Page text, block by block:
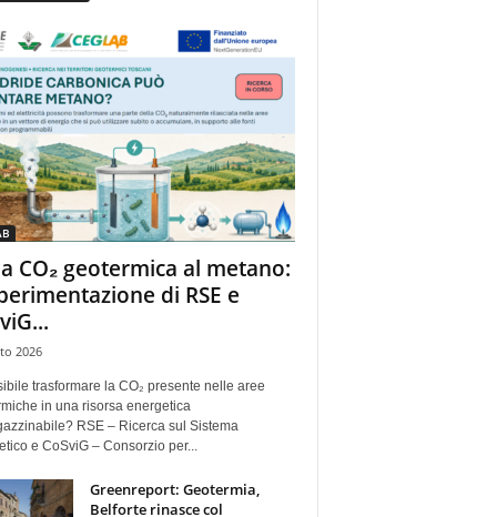
CO₂ geotermica al metano:
di RSE e
2026
trasformare la CO₂ presente nelle aree
in una risorsa energetica
RSE – Ricerca sul Sistema
e CoSviG – Consorzio per...
Greenreport: Geotermia,
Belforte rinasce col